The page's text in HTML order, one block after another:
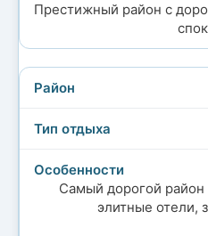
Престижный район с
Самый дорогой
элитные отели,